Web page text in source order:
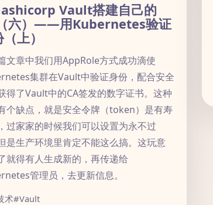
Vault搭建自己的
六）——用Kubernetes验证
上）
文章中我们用AppRole方式成功滴使
集群在Vault中验证身份，配合安全
得了Vault中的CA签发的数字证书。这种
个缺点，就是安全令牌（token）是有寿
过家家的时候我们可以设置为永不过
是生产环境里肯定不能这么搞。这玩意
就得有人生成新的，再传递给
管理员，去更新信息。
术#Vault